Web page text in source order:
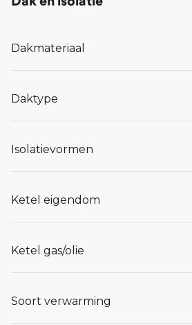
Dakmateriaal
Daktype
Isolatievormen
Ketel eigendom
Ketel gas/olie
Soort verwarming